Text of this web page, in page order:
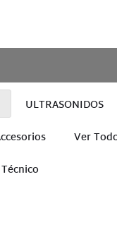
ULTRASONIDOS
Ver